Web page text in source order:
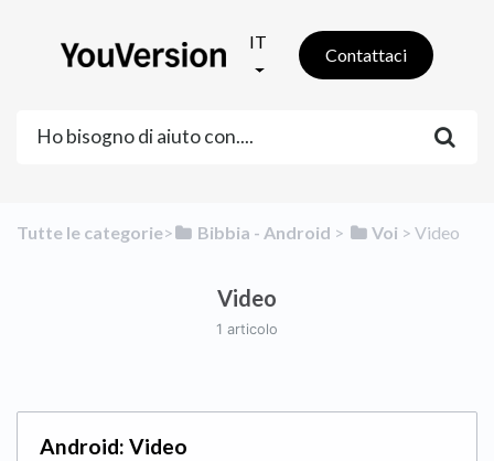
IT
Contattaci
Tutte le categorie​>​ ​Bibbia - Android ​ > ​ ​Voi ​ > ​​Video
Video
1 articolo
Android: Video